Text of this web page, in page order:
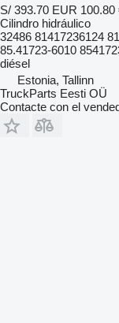
S/ 393.70 EUR 100.80
Cilindro hidráulico
32486 81417236124
85.41723-6010
diésel
Estonia, Tallinn
TruckParts Eesti OÜ
Contacte con el